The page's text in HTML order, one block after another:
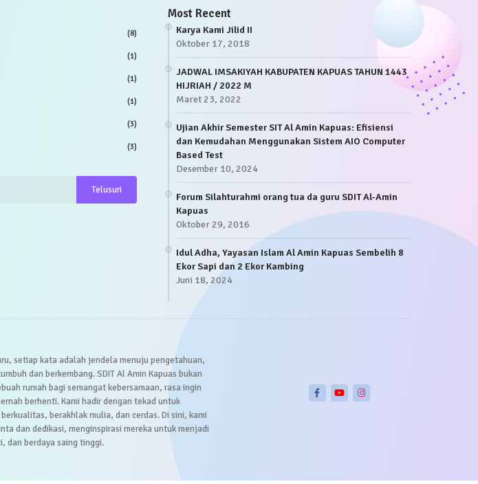
(8)
(1)
(1)
(1)
(3)
(3)
Most Recent
Karya Kami Jilid II
Oktober 17, 2018
JADWAL IMSAKIYAH KABUPATEN KAPUAS TAHUN 1443
HIJRIAH / 2022 M
Maret 23, 2022
Ujian Akhir Semester SIT Al Amin Kapuas: Efisiensi
dan Kemudahan Menggunakan Sistem AIO Computer
Based Test
Desember 10, 2024
Forum Silahturahmi orang tua da guru SDIT Al-Amin
Kapuas
Oktober 29, 2016
Idul Adha, Yayasan Islam Al Amin Kapuas Sembelih 8
Ekor Sapi dan 2 Ekor Kambing
Juni 18, 2024
setiap kata adalah jendela menuju pengetahuan,
dan berkembang. SDIT Al Amin Kapuas bukan
rumah bagi semangat kebersamaan, rasa ingin
berhenti. Kami hadir dengan tekad untuk
berakhlak mulia, dan cerdas. Di sini, kami
dan dedikasi, menginspirasi mereka untuk menjadi
dan berdaya saing tinggi.